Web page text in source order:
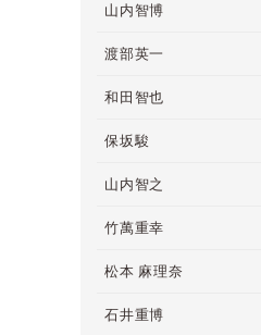
山内智博
渡部英一
和田智也
保坂駿
山内智之
竹萬重幸
松本 麻理奈
石井重博